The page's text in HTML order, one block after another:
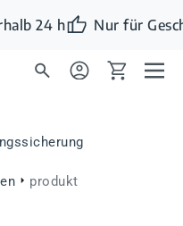
24 h Nur für
produkt